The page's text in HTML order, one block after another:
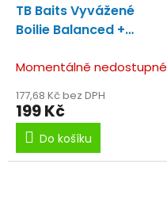
TB Baits Vyvážené
Boilie Balanced +
100 g 20-24 mm
Momentálně nedostupné
177,68 Kč bez DPH
199 Kč
Do košíku